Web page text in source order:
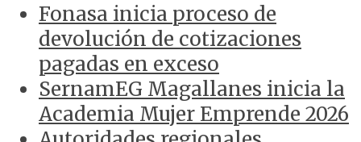
Fonasa inicia proceso de
devolución de cotizaciones
pagadas en exceso
SernamEG Magallanes inicia la
Academia Mujer Emprende 2026